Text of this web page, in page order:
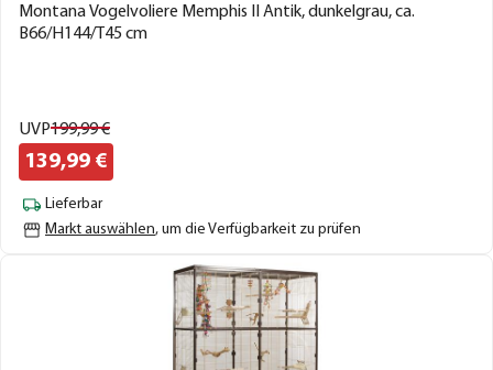
Montana Vogelvoliere Memphis II Antik, dunkelgrau, ca.
B66/H144/T45 cm
UVP199,99€
139,99 €
Lieferbar
Markt auswählen, um die Verfügbarkeit zu prüfen